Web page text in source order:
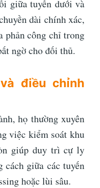
giữa tuyến dưới và
dài chính xác,
phản công chỉ trong
ngờ cho đối thủ.
điều chỉnh
họ thường xuyên
việc kiểm soát khu
giúp duy trì cự ly
cách giữa các tuyến
hoặc lùi sâu.